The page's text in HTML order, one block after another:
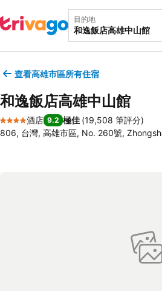
目的地
查看高雄市區所有住宿
和逸飯店高雄中山館
4 星級
酒店 9.2 極佳 (19,508 筆評分)
806, 台灣, 高雄市區, No. 260號,